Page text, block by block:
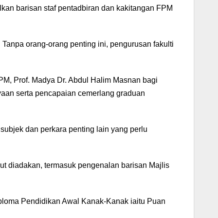
barisan staf pentadbiran dan kakitangan FPM
orang-orang penting ini, pengurusan fakulti
Prof. Madya Dr. Abdul Halim Masnan bagi
serta pencapaian cemerlang graduan
dan perkara penting lain yang perlu
diadakan, termasuk pengenalan barisan Majlis
Pendidikan Awal Kanak-Kanak iaitu Puan